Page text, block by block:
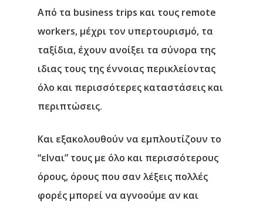
Από τα business trips και τους remote
workers, μέχρι τον υπερτουρισμό, τα
ταξίδια, έχουν ανοίξει τα σύνορα της
ιδιας τους της έννοιας περικλείοντας
όλο και περισσότερες καταστάσεις και
περιπτώσεις.
Και εξακολουθούν να εμπλουτίζουν το
“εΙναι” τους με όλο και περισσότερους
όρους, όρους που σαν λέξεις πολλές
φορές μπορεί να αγνοούμε αν και